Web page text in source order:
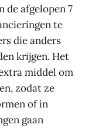
de afgelopen 7
te
die anders
krijgen. Het
middel om
zodat ze
of in
gaan